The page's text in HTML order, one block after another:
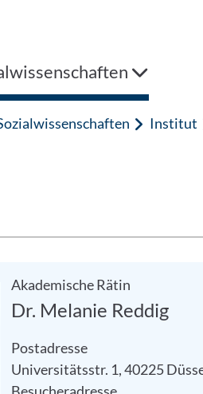
Institut
Akademische Rätin
Dr. Melanie Reddig
Postadresse
Universitätsstr. 1, 40225